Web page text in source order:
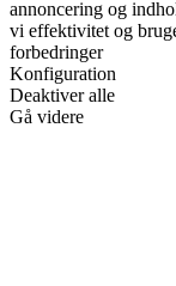
annoncering og
vi effektivitet og
forbedringer
Konfiguration
Deaktiver alle
Gå videre